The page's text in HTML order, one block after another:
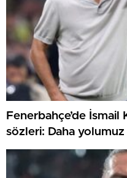
Fenerbahçe’de İsmail
sözleri: Daha yolumuz